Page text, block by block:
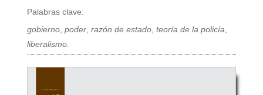
Palabras clave:
gobierno,poder,razón de estado,teoría de la policía,
liberalismo.